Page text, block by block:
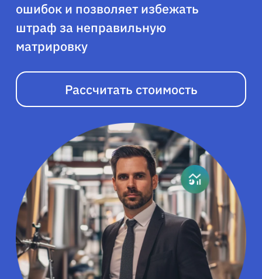
ошибок и позволяет избежать
штраф за неправильную
матрировку
Рассчитать стоимость